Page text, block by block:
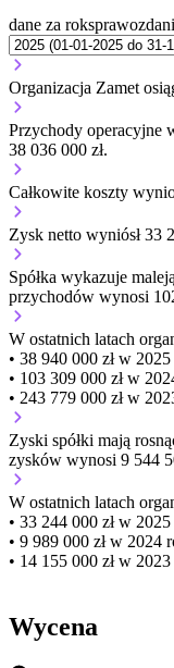
dane za rok
Organizacja Zamet
Przychody operacyjne
38 036 000 zł.
Całkowite koszty
Zysk netto wyniósł 33
Spółka wykazuje
przychodów wynosi
W ostatnich latach
• 38 940 000 zł w
• 103 309 000 zł w
• 243 779 000 zł w
Zyski spółki mają
zysków wynosi 9 544
W ostatnich latach
• 33 244 000 zł w
• 9 989 000 zł w 2024
• 14 155 000 zł w
Wycena